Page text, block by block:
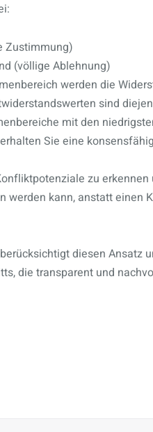
Zustimmung)
(völlige Ablehnung)
werden die
sind
mit den
Sie eine
zu
kann, anstatt einen
diesen Ansatz
die transparent und